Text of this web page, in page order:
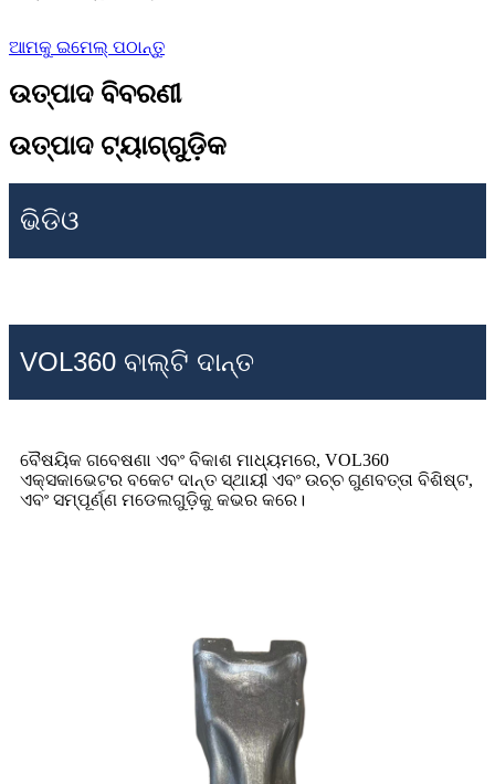
ଆମକୁ ଇମେଲ୍ ପଠାନ୍ତୁ
ଉତ୍ପାଦ ବିବରଣୀ
ଉତ୍ପାଦ ଟ୍ୟାଗ୍‌ଗୁଡ଼ିକ
ଭିଡିଓ
VOL360 ବାଲ୍ଟି ଦାନ୍ତ
ବୈଷୟିକ ଗବେଷଣା ଏବଂ ବିକାଶ ମାଧ୍ୟମରେ, VOL360
ଏକ୍ସକାଭେଟର ବକେଟ ଦାନ୍ତ ସ୍ଥାୟୀ ଏବଂ ଉଚ୍ଚ ଗୁଣବତ୍ତା ବିଶିଷ୍ଟ,
ଏବଂ ସମ୍ପୂର୍ଣ୍ଣ ମଡେଲଗୁଡ଼ିକୁ କଭର କରେ।